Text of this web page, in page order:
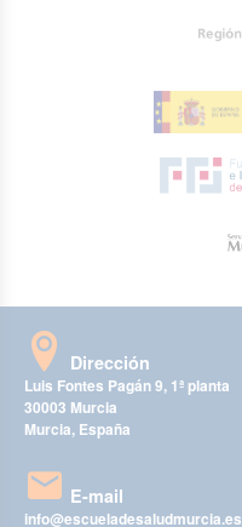
Dirección
Luis Fontes Pagán 9, 1ª planta
30003 Murcia
Murcia, España
E-mail
info@escueladesaludmurcia.es